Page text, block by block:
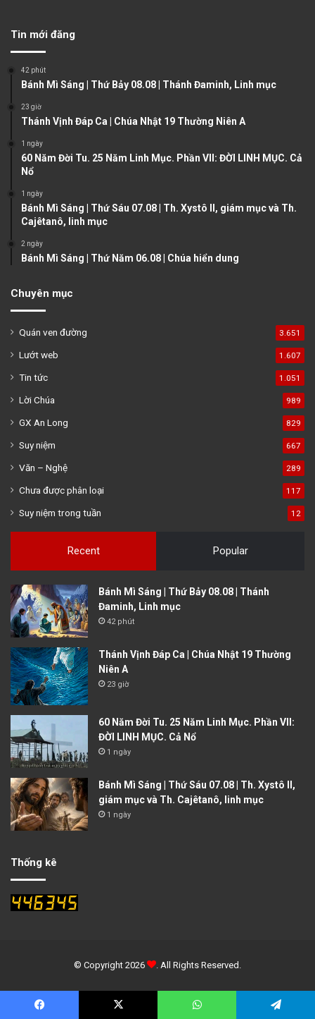
u
p
g
g
Tin mới đăng
42 phút
Bánh Mì Sáng | Thứ Bảy 08.08 | Thánh Đaminh, Linh mục
23 giờ
Thánh Vịnh Đáp Ca | Chúa Nhật 19 Thường Niên A
1 ngày
60 Năm Đời Tu. 25 Năm Linh Mục. Phần VII: ĐỜI LINH MỤC. Cả
Nổ
1 ngày
Bánh Mì Sáng | Thứ Sáu 07.08 | Th. Xystô II, giám mục và Th.
Cajêtanô, linh mục
2 ngày
Bánh Mì Sáng | Thứ Năm 06.08 | Chúa hiển dung
Chuyên mục
Quán ven đường 3.651
Lướt web 1.607
Tin tức 1.051
Lời Chúa 989
GX An Long 829
Suy niệm 667
Văn – Nghệ 289
Chưa được phân loại 117
Suy niệm trong tuần 12
Recent Popular
Bánh Mì Sáng | Thứ Bảy 08.08 | Thánh
Đaminh, Linh mục
42 phút
Thánh Vịnh Đáp Ca | Chúa Nhật 19 Thường
Niên A
23 giờ
60 Năm Đời Tu. 25 Năm Linh Mục. Phần VII:
ĐỜI LINH MỤC. Cả Nổ
1 ngày
Bánh Mì Sáng | Thứ Sáu 07.08 | Th. Xystô II,
giám mục và Th. Cajêtanô, linh mục
1 ngày
Thống kê
© Copyright 2026 . All Rights Reserved.